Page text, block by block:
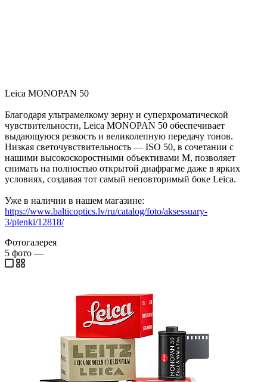
Leica MONOPAN 50
Благодаря ультрамелкому зерну и суперхроматической
чувствительности, Leica MONOPAN 50 обеспечивает
выдающуюся резкость и великолепную передачу тонов.
Низкая светочувствительность — ISO 50, в сочетании с
нашими высокоскоростными объективами M, позволяет
снимать на полностью открытой диафрагме даже в ярких
условиях, создавая тот самый неповторимый боке Leica.
Уже в наличии в нашем магазине:
https://www.balticoptics.lv/ru/catalog/foto/aksessuary-
3/plenki/12818/
Фотогалерея
5 фото —